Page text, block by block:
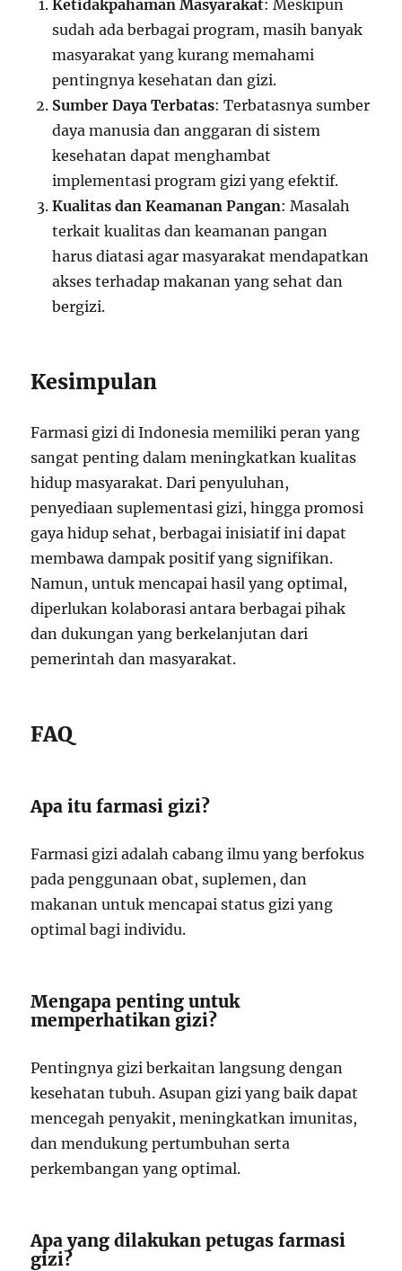
Ketidakpahaman Masyarakat: Meskipun
sudah ada berbagai program, masih banyak
masyarakat yang kurang memahami
pentingnya kesehatan dan gizi.
Sumber Daya Terbatas: Terbatasnya sumber
daya manusia dan anggaran di sistem
kesehatan dapat menghambat
implementasi program gizi yang efektif.
Kualitas dan Keamanan Pangan: Masalah
terkait kualitas dan keamanan pangan
harus diatasi agar masyarakat mendapatkan
akses terhadap makanan yang sehat dan
bergizi.
Kesimpulan
Farmasi gizi di Indonesia memiliki peran yang
sangat penting dalam meningkatkan kualitas
hidup masyarakat. Dari penyuluhan,
penyediaan suplementasi gizi, hingga promosi
gaya hidup sehat, berbagai inisiatif ini dapat
membawa dampak positif yang signifikan.
Namun, untuk mencapai hasil yang optimal,
diperlukan kolaborasi antara berbagai pihak
dan dukungan yang berkelanjutan dari
pemerintah dan masyarakat.
FAQ
Apa itu farmasi gizi?
Farmasi gizi adalah cabang ilmu yang berfokus
pada penggunaan obat, suplemen, dan
makanan untuk mencapai status gizi yang
optimal bagi individu.
Mengapa penting untuk
memperhatikan gizi?
Pentingnya gizi berkaitan langsung dengan
kesehatan tubuh. Asupan gizi yang baik dapat
mencegah penyakit, meningkatkan imunitas,
dan mendukung pertumbuhan serta
perkembangan yang optimal.
Apa yang dilakukan petugas farmasi
gizi?